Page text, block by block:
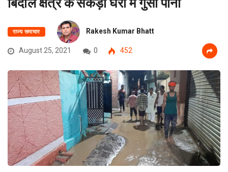
राज्य समाचार Rakesh Kumar Bhatt
August 25, 2021 0 452